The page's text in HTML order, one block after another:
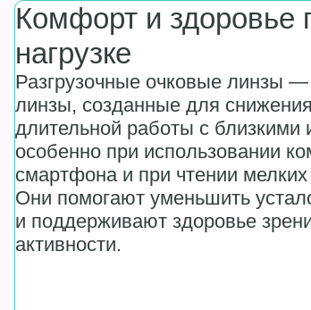
Комфорт и здоровье
нагрузке
Разгрузочные очковые линзы
линзы, созданные для
длительной работы с
особенно при использовании
смартфона и при чтении мелких
Они помогают уменьшить
и поддерживают здоровье
активности.